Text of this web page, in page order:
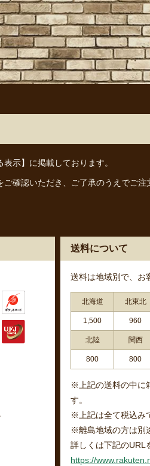
示】 に掲載しております。
確認いただき、ご了承のうえでご注
送料について
送料は地域別で、お
北海道 北東北
1,500 960
北陸 関西
800 800
※上記の送料の中に
す。
※上記は全て税込み
※離島地域の方は別
詳しくは下記のURL
https://